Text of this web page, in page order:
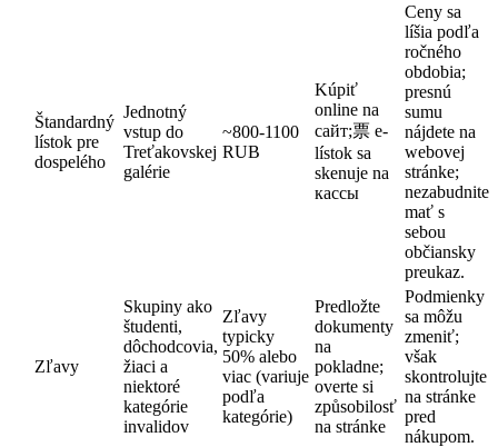
Štandardný
lístok pre
dospelého
Jednotný
vstup do
Treťakovskej
galérie
~800-1100
RUB
Kúpiť
online na
сайт;票 e-
lístok sa
skenuje na
кассы
Ceny sa
líšia podľa
ročného
obdobia;
presnú
sumu
nájdete na
webovej
stránke;
nezabudnite
mať s
sebou
občiansky
preukaz.
Zľavy
Skupiny ako
študenti,
dôchodcovia,
žiaci a
niektoré
kategórie
invalidov
Zľavy
typicky
50% alebo
viac (variuje
podľa
kategórie)
Predložte
dokumenty
na
pokladne;
overte si
způsobilosť
na stránke
Podmienky
sa môžu
zmeniť;
však
skontrolujte
na stránke
pred
nákupom.